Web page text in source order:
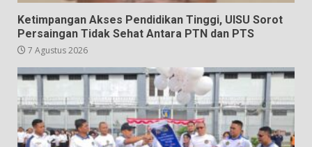
Ketimpangan Akses Pendidikan Tinggi, UISU Sorot
Persaingan Tidak Sehat Antara PTN dan PTS
7 Agustus 2026